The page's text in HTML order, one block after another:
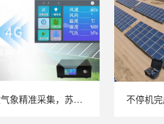
移动微气象精准采集，苏州 LAILX LXH506 便携式气象站补齐光伏检测环境数据短板